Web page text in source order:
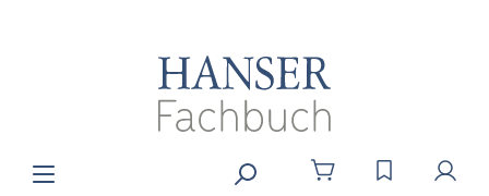
DU HAST 0